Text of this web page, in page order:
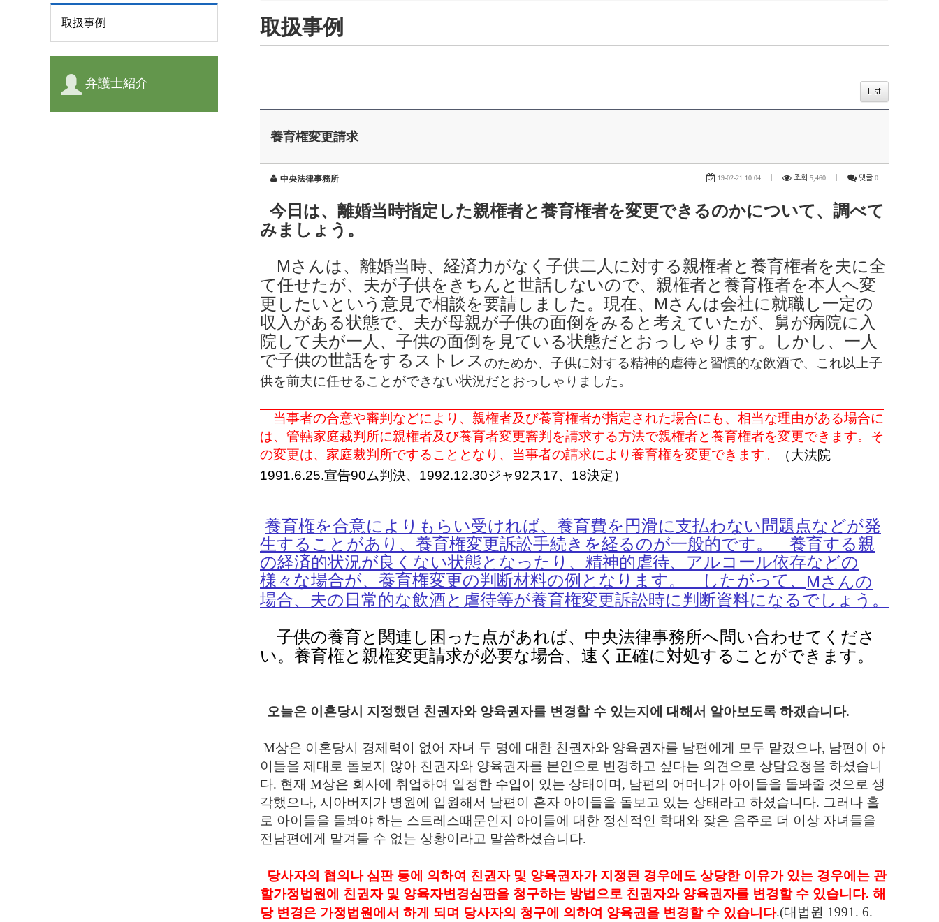
取扱事例
弁護士紹介
取扱事例
List
養育権変更請求
中央法律事務所 19-02-21 10:04 조회 5,460 댓글 0
今日は、離婚当時指定した親権者と養育権者を変更できるのかについて、調べて
みましょう。
​ Mさんは、離婚当時、経済力がなく子供二人に対する親権者と養育権者を夫に全
て任せたが、夫が子供をきちんと世話しないので、親権者と養育権者を本人へ変
更したいという意見で相談を要請しました。現在、Mさんは会社に就職し一定の
収入がある状態で、夫が母親が子供の面倒をみると考えていたが、舅が病院に入
院して夫が一人、子供の面倒を見ている状態だとおっしゃります。しかし、一人
で子供の世話をするストレスのためか、子供に対する精神的虐待と習慣的な飲酒で、これ以上子
供を前夫に任せることができない状況だとおっしゃりました。
当事者の合意や審判などにより、親権者及び養育権者が指定された場合にも、相当な理由がある場合に
は、管轄家庭裁判所に親権者及び養育者変更審判を請求する方法で親権者と養育権者を変更できます。そ
の変更は、家庭裁判所ですることとなり、当事者の請求により養育権を変更できます。
（大法院
1991.6.25.宣告90ム判決、1992.12.30ジャ92ス17、18決定）
​養育権を合意によりもらい受ければ、養育費を円滑に支払わない問題点などが発
生することがあり、養育権変更訴訟手続きを経るのが一般的です。 養育する親
の経済的状況が良くない状態となったり、精神的虐待、アルコール依存などの
様々な場合が、養育権変更の判断材料の例となります。 したがって、 Mさんの
場合、夫の日常的な飲酒と虐待等が養育権変更訴訟時に判断資料になるでしょう。
子供の養育と関連し困った点があれば、中央法律事務所へ問い合わせてくださ
い。養育権と親権変更請求が必要な場合、速く正確に対処することができます。
오늘은 이혼당시 지정했던 친권자와 양육권자를 변경할 수 있는지에 대해서 알아보도록 하겠습니다.
M상은 이혼당시 경제력이 없어 자녀 두 명에 대한 친권자와 양육권자를 남편에게 모두 맡겼으나, 남편이 아
이들을 제대로 돌보지 않아 친권자와 양육권자를 본인으로 변경하고 싶다는 의견으로 상담요청을 하셨습니
다. 현재 M상은 회사에 취업하여 일정한 수입이 있는 상태이며, 남편의 어머니가 아이들을 돌봐줄 것으로 생
각했으나, 시아버지가 병원에 입원해서 남편이 혼자 아이들을 돌보고 있는 상태라고 하셨습니다. 그러나 홀
로 아이들을 돌봐야 하는 스트레스때문인지 아이들에 대한 정신적인 학대와 잦은 음주로 더 이상 자녀들을
전남편에게 맡겨둘 수 없는 상황이라고 말씀하셨습니다.
당사자의 협의나 심판 등에 의하여 친권자 및 양육권자가 지정된 경우에도 상당한 이유가 있는 경우에는 관
할가정법원에 친권자 및 양육자변경심판을 청구하는 방법으로 친권자와 양육권자를 변경할 수 있습니다. 해
당 변경은 가정법원에서 하게 되며 당사자의 청구에 의하여 양육권을 변경할 수 있습니다.(대법원 1991. 6.